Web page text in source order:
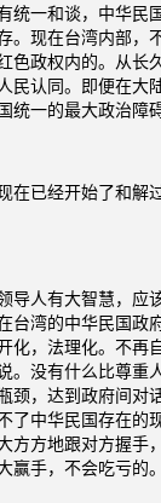
统一和谈，中华民
。现在台湾内部，
色政权内的。从长
民认同。即便在大
统一的最大政治障碍
在已经开始了和解
导人有大智慧，应
台湾的中华民国
化，法理化。不再
。没有什么比尊重
颈，达到政府间对
了中华民国存在的
方方地跟对方握
赢手，不会吃亏的